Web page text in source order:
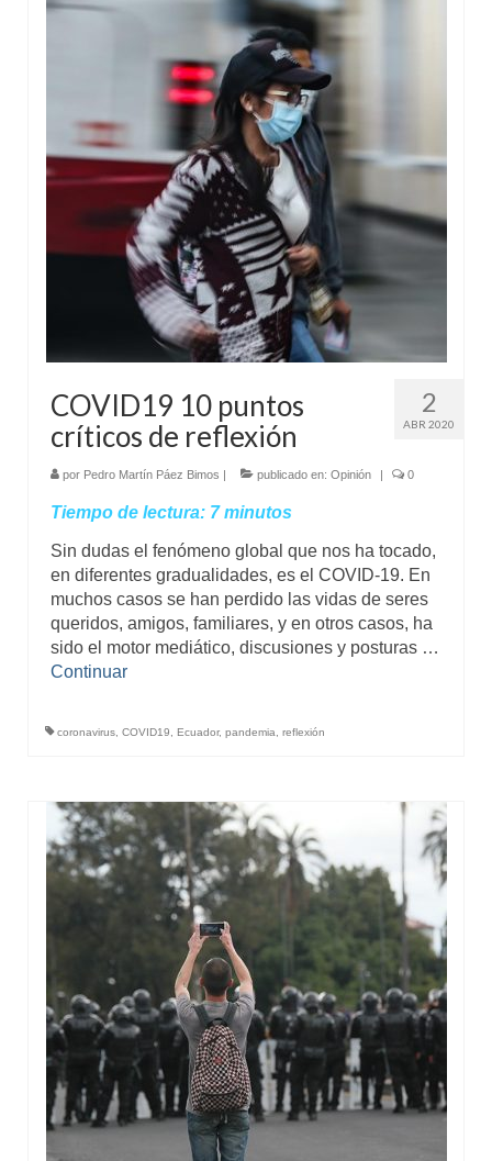
2
ABR 2020
COVID19 10 puntos
críticos de reflexión
por Pedro Martín Páez Bimos | publicado en: Opinión | 0
Tiempo de lectura: 7 minutos
Sin dudas el fenómeno global que nos ha tocado,
en diferentes gradualidades, es el COVID-19. En
muchos casos se han perdido las vidas de seres
queridos, amigos, familiares, y en otros casos, ha
sido el motor mediático, discusiones y posturas …
Continuar
coronavirus COVID19 Ecuador, pandemia reflexión